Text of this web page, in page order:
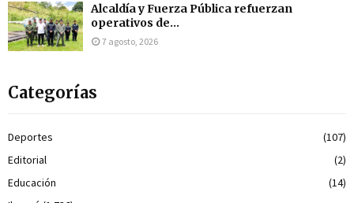
Alcaldía y Fuerza Pública refuerzan
operativos de...
7 agosto, 2026
Categorías
Deportes
(107)
Editorial
(2)
Educación
(14)